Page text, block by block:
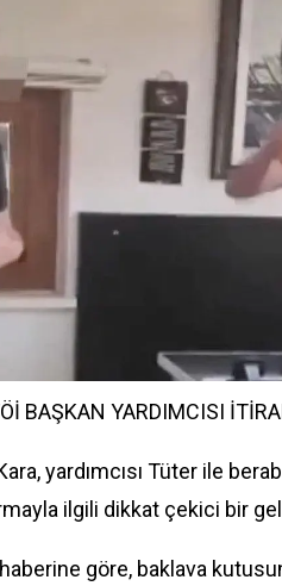
BAŞKAN YARDIMCISI
yardımcısı Tüter ile
ilgili dikkat çekici bir
haberine göre, baklava